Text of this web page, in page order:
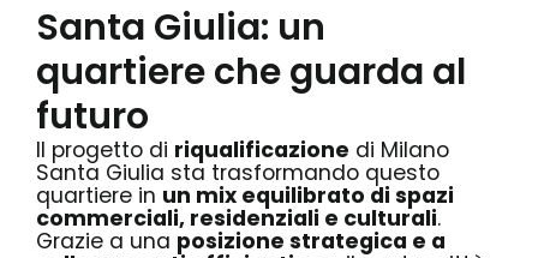
Santa Giulia: un
quartiere che guarda al
futuro
Il progetto di riqualificazione di Milano
Santa Giulia sta trasformando questo
quartiere in un mix equilibrato di spazi
commerciali, residenziali e culturali.
Grazie a una posizione strategica e a